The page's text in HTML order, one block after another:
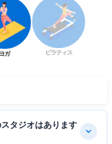
ヨガ ピラティス
タジオはあります